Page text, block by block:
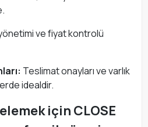
ve fiyat kontrolü
Teslimat onayları ve varlık
idealdir.
için CLOSE